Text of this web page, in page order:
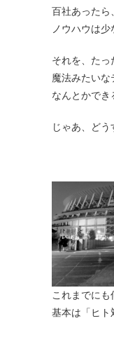
百社あったら、
ノウハウは少
それを、たっ
魔法みたいな
なんとかでき
じゃあ、どう
これまでにも
基本は「ヒト